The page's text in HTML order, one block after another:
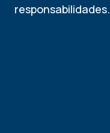
responsabilidades.